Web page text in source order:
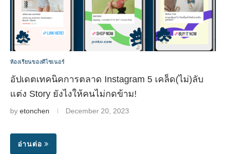
ห้องเรียนของดีไซเนอร์
อัปเดตเทคนิคการตลาด Instagram 5 เคล็ด(ไม่)ลับ
แต่ง Story ยังไงให้คนไม่กดข้าม!
by etonchen December 20, 2023
อ่านต่อ